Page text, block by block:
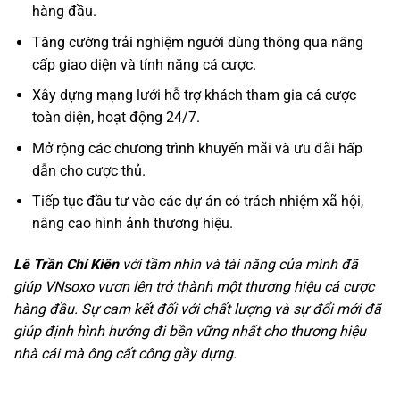
hàng đầu.
Tăng cường trải nghiệm người dùng thông qua nâng
cấp giao diện và tính năng cá cược.
Xây dựng mạng lưới hỗ trợ khách tham gia cá cược
toàn diện, hoạt động 24/7.
Mở rộng các chương trình khuyến mãi và ưu đãi hấp
dẫn cho cược thủ.
Tiếp tục đầu tư vào các dự án có trách nhiệm xã hội,
nâng cao hình ảnh thương hiệu.
Lê Trần Chí Kiênvới tầm nhìn và tài năng của mình đã
giúp VNsoxo vươn lên trở thành một thương hiệu cá cược
hàng đầu. Sự cam kết đối với chất lượng và sự đổi mới đã
giúp định hình hướng đi bền vững nhất cho thương hiệu
nhà cái mà ông cất công gầy dựng.